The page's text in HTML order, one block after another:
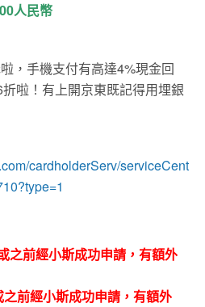
人民幣
，手機支付有高達4%現金回
啦！有上開京東既記得用埋銀
cardholderServ/serviceCent
之前經小斯成功申請，有額外
前經小斯成功申請，有額外